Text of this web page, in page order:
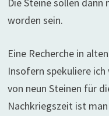
worden sein.
Eine Recherche in
Insofern spekuliere
von neun Steinen für
Nachkriegszeit ist